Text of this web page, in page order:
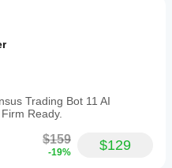
Trading Bot 11 AI
Ready.
$159
-19% $129